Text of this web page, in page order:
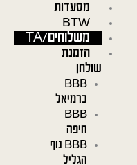
מסעדות
BTW
משלוחים/TA
הזמנת
שולחן
BBB
כרמיאל
BBB
חיפה
BBB נוף
הגליל